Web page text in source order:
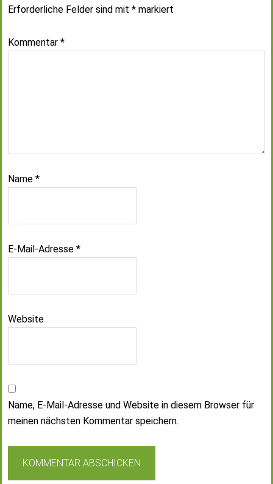
Erforderliche Felder sind mit * markiert
Kommentar *
Name *
E-Mail-Adresse *
Website
Name, E-Mail-Adresse und Website in diesem Browser für
meinen nächsten Kommentar speichern.